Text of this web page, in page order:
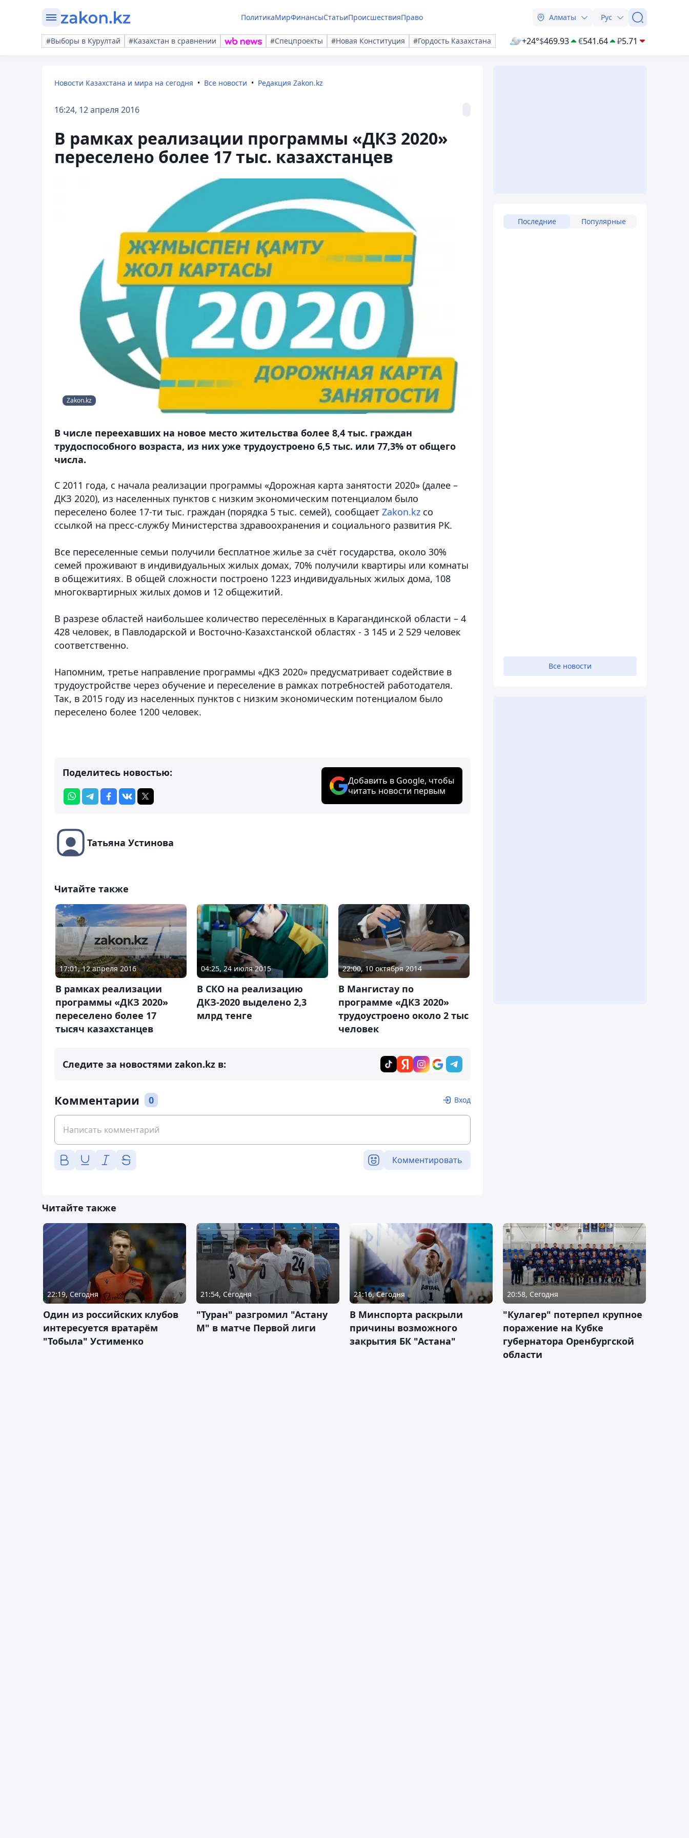
ПолитикаМирФинансыСтатьиПроисшествияПраво Алматы Рус
#Выборы в Курултай #Казахстан в сравнении #Спецпроекты #Новая Конституция #Гордость Казахстана +24°$469.93 €541.64 ₽5.71
Новости Казахстана и мира на сегодня Все новости Редакция Zakon.kz
16:24, 12 апреля 2016
В рамках реализации программы «ДКЗ 2020»
переселено более 17 тыс. казахстанцев
Zakon.kz
В числе переехавших на новое место жительства более 8,4 тыс. граждан
трудоспособного возраста, из них уже трудоустроено 6,5 тыс. или 77,3% от общего
числа.
С 2011 года, с начала реализации программы «Дорожная карта занятости 2020» (далее –
ДКЗ 2020), из населенных пунктов с низким экономическим потенциалом было
переселено более 17-ти тыс. граждан (порядка 5 тыс. семей), сообщает Zakon.kz со
ссылкой на пресс-службу Министерства здравоохранения и социального развития РК.
Все переселенные семьи получили бесплатное жилье за счёт государства, около 30%
семей проживают в индивидуальных жилых домах, 70% получили квартиры или комнаты
в общежитиях. В общей сложности построено 1223 индивидуальных жилых дома, 108
многоквартирных жилых домов и 12 общежитий.
В разрезе областей наибольшее количество переселённых в Карагандинской области – 4
428 человек, в Павлодарской и Восточно-Казахстанской областях - 3 145 и 2 529 человек
соответственно.
Напомним, третье направление программы «ДКЗ 2020» предусматривает содействие в
трудоустройстве через обучение и переселение в рамках потребностей работодателя.
Так, в 2015 году из населенных пунктов с низким экономическим потенциалом было
переселено более 1200 человек.
Поделитесь новостью:
Добавить в Google, чтобы
читать новости первым
Татьяна Устинова
Читайте также
17:01, 12 апреля 2016
В рамках реализации
программы «ДКЗ 2020»
переселено более 17
тысяч казахстанцев
04:25, 24 июля 2015
В СКО на реализацию
ДКЗ-2020 выделено 2,3
млрд тенге
22:00, 10 октября 2014
В Мангистау по
программе «ДКЗ 2020»
трудоустроено около 2 тыс
человек
Следите за новостями zakon.kz в:
Комментарии 0 Вход
Комментировать
Последние Популярные
Все новости
Читайте также
22:19, Сегодня
Один из российских клубов
интересуется вратарём
"Тобыла" Устименко
21:54, Сегодня
"Туран" разгромил "Астану
М" в матче Первой лиги
21:16, Сегодня
В Минспорта раскрыли
причины возможного
закрытия БК "Астана"
20:58, Сегодня
"Кулагер" потерпел крупное
поражение на Кубке
губернатора Оренбургской
области